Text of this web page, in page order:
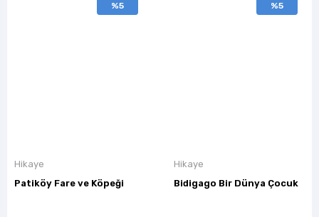
%5
Hikaye
Patiköy Fare ve Köpeği
%5
Hikaye
Bidigago Bir Dünya Çocuk